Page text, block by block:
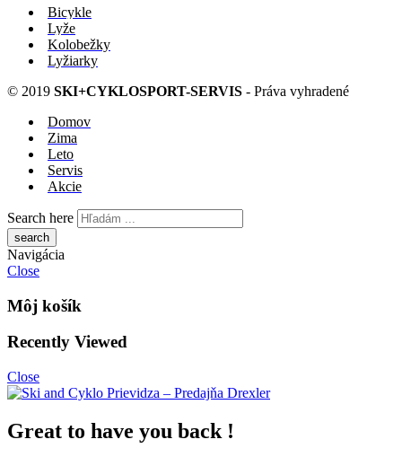
Bicykle
Lyže
Kolobežky
Lyžiarky
© 2019 SKI+CYKLOSPORT-SERVIS - Práva vyhradené
Domov
Zima
Leto
Servis
Akcie
Search here
Navigácia
Close
Môj košík
Recently Viewed
Close
Great to have you back !